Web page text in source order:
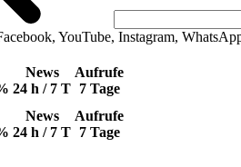
YouTube, Instagram,
News
24 h / 7 T
Aufrufe
7 Tage
News
24 h / 7 T
Aufrufe
7 Tage